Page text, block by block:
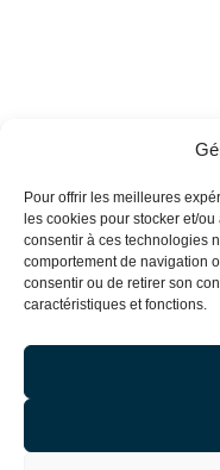
Pour offrir les meilleures
les cookies pour stocker et/
consentir à ces technologies
comportement de navigation
consentir ou de retirer son
caractéristiques et fonctions.
BAECQUE BELLEC ©